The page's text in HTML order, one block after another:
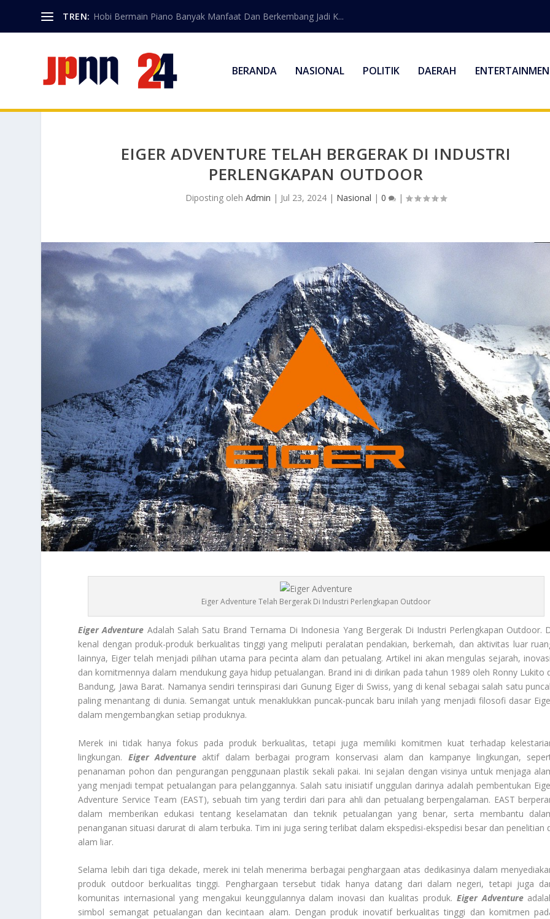
TREN: Hobi Bermain Piano Banyak Manfaat Dan Berkembang Jadi K...
BERANDA NASIONAL POLITIK DAERAH
EIGER ADVENTURE TELAH BERGERAK DI INDUSTRI
PERLENGKAPAN OUTDOOR
Diposting olehAdmin | Jul 23, 2024 | Nasional |0 |
Eiger Adventure Telah Bergerak Di Industri Perlengkapan Outdoor
Eiger Adventure Adalah Salah Satu Brand Ternama Di Indonesia Yang Bergerak Di Industri Perlengkapan Outdoor.
kenal dengan produk-produk berkualitas tinggi yang meliputi peralatan pendakian, berkemah, dan aktivitas luar
lainnya, Eiger telah menjadi pilihan utama para pecinta alam dan petualang. Artikel ini akan mengulas sejarah,
dan komitmennya dalam mendukung gaya hidup petualangan. Brand ini di dirikan pada tahun 1989 oleh Ronny Lukito
Bandung, Jawa Barat. Namanya sendiri terinspirasi dari Gunung Eiger di Swiss, yang di kenal sebagai salah satu
paling menantang di dunia. Semangat untuk menaklukkan puncak-puncak baru inilah yang menjadi filosofi dasar
dalam mengembangkan setiap produknya.
Merek ini tidak hanya fokus pada produk berkualitas, tetapi juga memiliki komitmen kuat terhadap
lingkungan. Eiger Adventureaktif dalam berbagai program konservasi alam dan kampanye lingkungan,
penanaman pohon dan pengurangan penggunaan plastik sekali pakai. Ini sejalan dengan visinya untuk menjaga
yang menjadi tempat petualangan para pelanggannya. Salah satu inisiatif unggulan darinya adalah pembentukan
Adventure Service Team (EAST), sebuah tim yang terdiri dari para ahli dan petualang berpengalaman. EAST
dalam memberikan edukasi tentang keselamatan dan teknik petualangan yang benar, serta membantu
penanganan situasi darurat di alam terbuka. Tim ini juga sering terlibat dalam ekspedisi-ekspedisi besar dan penelitian
alam liar.
Selama lebih dari tiga dekade, merek ini telah menerima berbagai penghargaan atas dedikasinya dalam
produk outdoor berkualitas tinggi. Penghargaan tersebut tidak hanya datang dari dalam negeri, tetapi juga
komunitas internasional yang mengakui keunggulannya dalam inovasi dan kualitas produk. Eiger Adventure
simbol semangat petualangan dan kecintaan alam. Dengan produk inovatif berkualitas tinggi dan komitmen